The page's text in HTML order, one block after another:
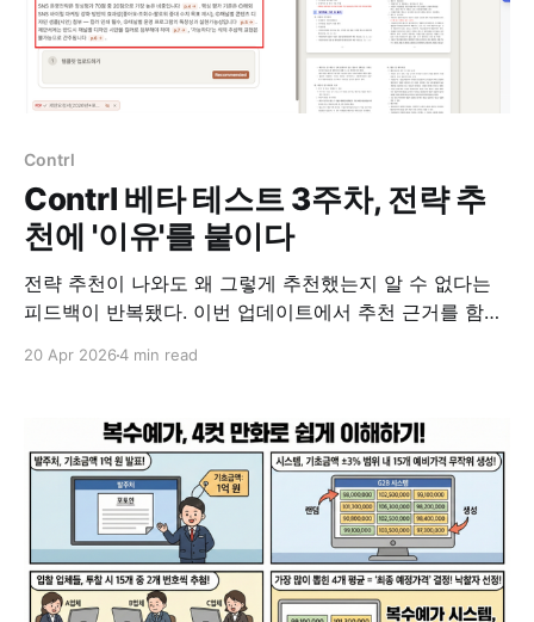
Contrl
Contrl 베타 테스트 3주차, 전략 추
천에 '이유'를 붙이다
전략 추천이 나와도 왜 그렇게 추천했는지 알 수 없다는
피드백이 반복됐다. 이번 업데이트에서 추천 근거를 함께
20 Apr 20264 min read